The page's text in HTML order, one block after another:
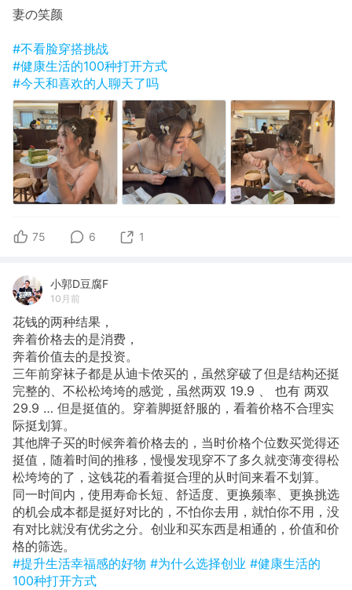
妻の笑颜
#不看脸穿搭挑战
#健康生活的100种打开方式
#今天和喜欢的人聊天了吗
75 6 1
小郭D豆腐F
10月前
花钱的两种结果，
奔着价格去的是消费，
奔着价值去的是投资。
​三年前穿袜子都是从迪卡侬买的，虽然穿破了但是结构还挺
完整的、不松松垮垮的感觉，虽然两双 19.9 、 也有 两双
29.9 … 但是挺值的。穿着脚挺舒服的，看着价格不合理实
际挺划算。
其他牌子买的时候奔着价格去的，当时价格个位数买觉得还
挺值，随着时间的推移，慢慢发现穿不了多久就变薄变得松
松垮垮的了，这钱花的看着挺合理的从时间来看不划算。
同一时间内，使用寿命长短、舒适度、更换频率、更换挑选
的机会成本都是挺好对比的，不怕你去用，就怕你不用，没
有对比就没有优劣之分。创业和买东西是相通的，价值和价
格的筛选。
#提升生活幸福感的好物 #为什么选择创业 #健康生活的
100种打开方式